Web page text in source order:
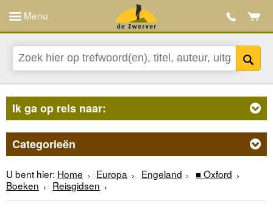
Menu
Ik ga op reis naar:
Categorieën
U bent hier: Home Europa Engeland
■ Oxford
Boeken
Reisgidsen